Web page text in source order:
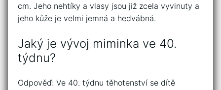
cm. Jeho nehtíky a vlasy jsou již zcela vyvinuty a
jeho kůže je velmi jemná a hedvábná.
Jaký je vývoj miminka ve 40.
týdnu?
Odpověď: Ve 40. týdnu těhotenství se dítě